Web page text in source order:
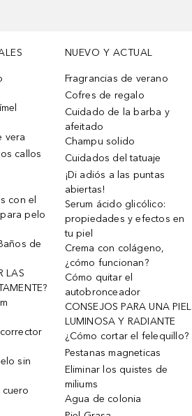
vera
callos
con el
pelo
de
LAS
sin
cuero
NUEVO Y ACTUAL
Fragrancias de verano
Cofres de regalo
Cuidado de la barba y
afeitado
Champu solido
Cuidados del tatuaje
¡Di adiós a las puntas
abiertas!
Serum ácido glicólico:
propiedades y efectos en
tu piel
Crema con colágeno,
¿cómo funcionan?
Cómo quitar el
autobronceador
CONSEJOS PARA UNA PIEL
LUMINOSA Y RADIANTE
¿Cómo cortar el felequillo?
Pestanas magneticas
Eliminar los quistes de
miliums
Agua de colonia